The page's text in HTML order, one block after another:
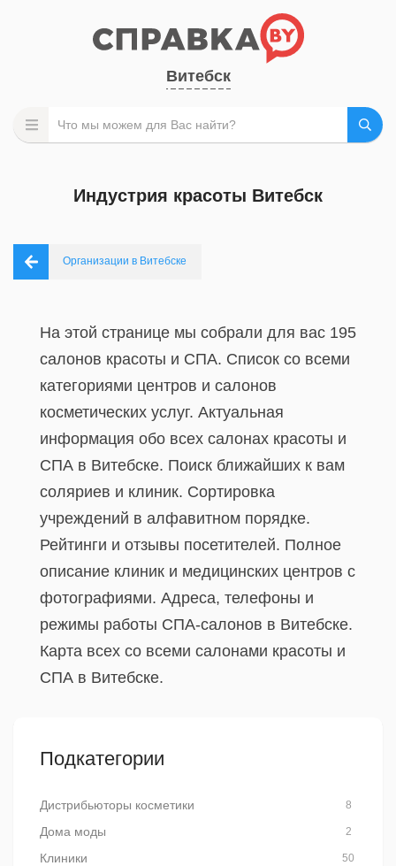
Витебск
Индустрия красоты Витебск
Организации в Витебске
На этой странице мы собрали для вас 195
салонов красоты и СПА. Список со всеми
категориями центров и салонов
косметических услуг. Актуальная
информация обо всех салонах красоты и
СПА в Витебске. Поиск ближайших к вам
соляриев и клиник. Сортировка
учреждений в алфавитном порядке.
Рейтинги и отзывы посетителей. Полное
описание клиник и медицинских центров с
фотографиями. Адреса, телефоны и
режимы работы СПА-салонов в Витебске.
Карта всех со всеми салонами красоты и
СПА в Витебске.
Подкатегории
Дистрибьюторы косметики 8
Дома моды 2
Клиники 50